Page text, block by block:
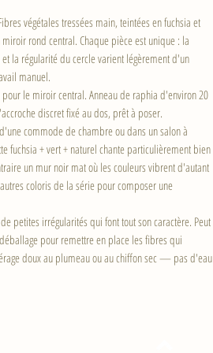
végétales tressées main, teintées en fuchsia et
rond central. Chaque pièce est unique : la
la régularité du cercle varient légèrement d'un
manuel.
le miroir central. Anneau de raphia d'environ 20
discret fixé au dos, prêt à poser.
commode de chambre ou dans un salon à
fuchsia + vert + naturel chante particulièrement bien
un mur noir mat où les couleurs vibrent d'autant
coloris de la série pour composer une
petites irrégularités qui font tout son caractère. Peut
pour remettre en place les fibres qui
doux au plumeau ou au chiffon sec — pas d'eau